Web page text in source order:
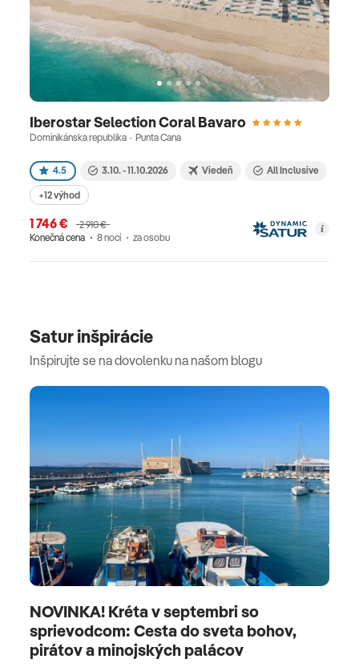
Iberostar Selection Coral Bavaro
Dominikánska republika · Punta Cana
4.5 3.10. - 11.10.2026 Viedeň All Inclusive
+12 výhod
1 746 €
2 910 €
Konečná cena
8 nocí za osobu
Satur inšpirácie
Inšpirujte se na dovolenku na našom blogu
NOVINKA! Kréta v septembri so
sprievodcom: Cesta do sveta bohov,
pirátov a minojských palácov